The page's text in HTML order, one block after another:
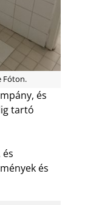
Fóton.
és
tartó
és